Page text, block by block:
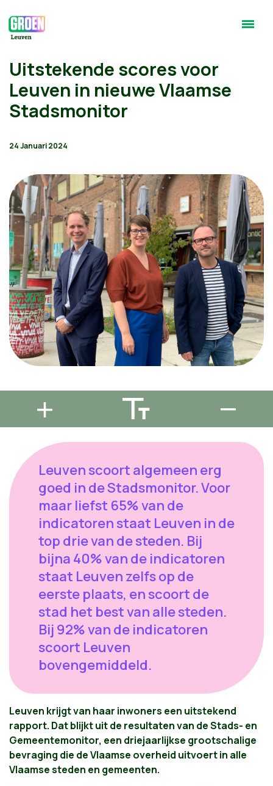
Uitstekende scores voor
Leuven in nieuwe Vlaamse
Stadsmonitor
24 Januari 2024
Leuven scoort algemeen erg
goed in de Stadsmonitor. Voor
maar liefst 65% van de
indicatoren staat Leuven in de
top drie van de steden. Bij
bijna 40% van de indicatoren
staat Leuven zelfs op de
eerste plaats, en scoort de
stad het best van alle steden.
Bij 92% van de indicatoren
scoort Leuven
bovengemiddeld.
Leuven krijgt van haar inwoners een uitstekend
rapport. Dat blijkt uit de resultaten van de Stads- en
Gemeentemonitor, een driejaarlijkse grootschalige
bevraging die de Vlaamse overheid uitvoert in alle
Vlaamse steden en gemeenten.